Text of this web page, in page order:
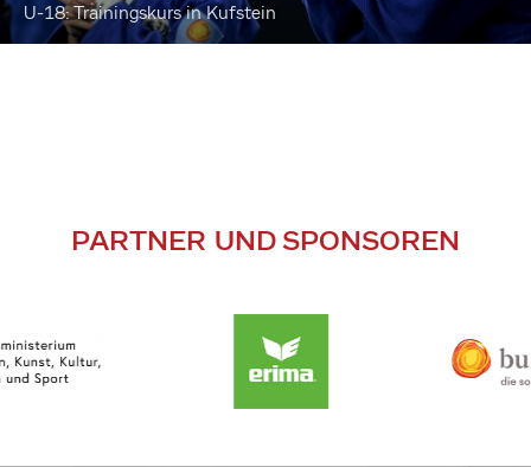
U-18: Trainingskurs in Kufstein
PARTNER UND SPONSOREN